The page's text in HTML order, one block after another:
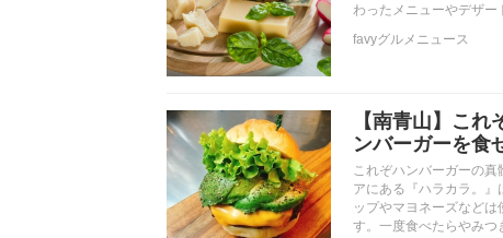
わったメニューやデザー
favyグルメニュース
【南青山】こ
ンバーガーを食
これぞハンバーガーの
アにある『ハラカラ。』
ップやマヨネーズなど
す。一度食べたらやみつ